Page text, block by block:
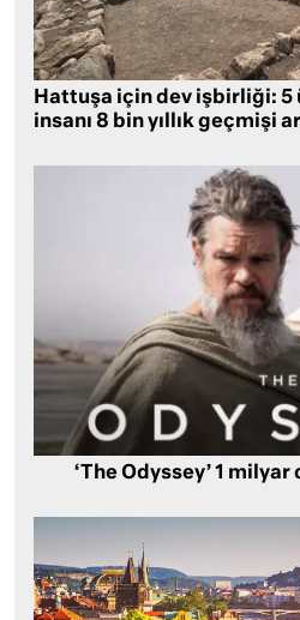
Hattuşa için dev işbirliği: 5
insanı 8 bin yıllık geçmişi
‘The Odyssey’ 1 milyar